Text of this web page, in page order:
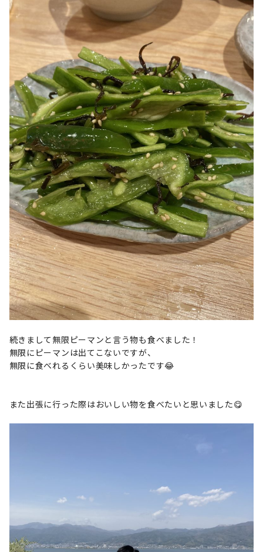
続きまして無限ピーマンと言う物も食べました！
無限にピーマンは出てこないですが、
無限に食べれるくらい美味しかったです😂
また出張に行った際はおいしい物を食べたいと思いました😋